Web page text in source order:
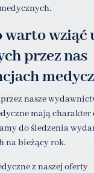
warto wziąć
przez nas
nasze
mają
do śledzenia
na bieżący rok.
z naszej oferty